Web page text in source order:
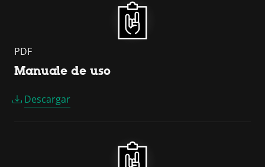
PDF
Manuale de uso
Descargar